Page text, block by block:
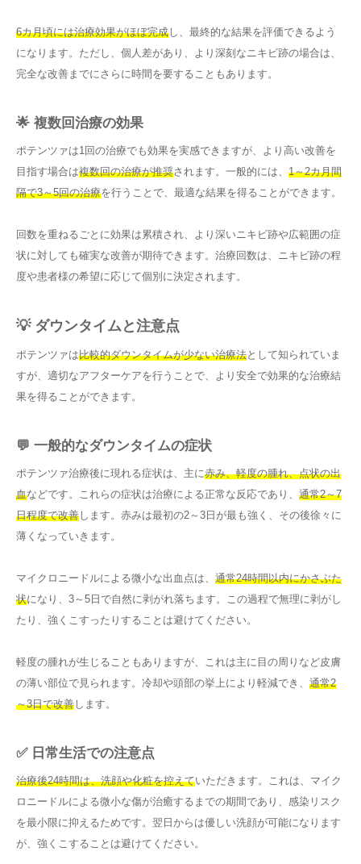
6カ月頃には治療効果がほぼ完成 し、最終的な結果を評価できるよう
になります。ただし、個人差があり、より深刻なニキビ跡の場合は、
完全な改善までにさらに時間を要することもあります。
🌟 複数回治療の効果
ポテンツァは1回の治療でも効果を実感できますが、より高い改善を
目指す場合は複数回の治療が推奨されます。一般的には、 1～2カ月間
隔で3～5回の治療を行うことで、最適な結果を得ることができます。
回数を重ねるごとに効果は累積され、より深いニキビ跡や広範囲の症
状に対しても確実な改善が期待できます。治療回数は、ニキビ跡の程
度や患者様の希望に応じて個別に決定されます。
💡 ダウンタイムと注意点
ポテンツァは比較的ダウンタイムが少ない治療法として知られていま
すが、適切なアフターケアを行うことで、より安全で効果的な治療結
果を得ることができます。
💬 一般的なダウンタイムの症状
ポテンツァ治療後に現れる症状は、主に赤み、軽度の腫れ、点状の出
血などです。これらの症状は治療による正常な反応であり、 通常2～7
日程度で改善 します。赤みは最初の2～3日が最も強く、その後徐々に
薄くなっていきます。
マイクロニードルによる微小な出血点は、 通常24時間以内にかさぶた
状になり、3～5日で自然に剥がれ落ちます。この過程で無理に剥がし
たり、強くこすったりすることは避けてください。
軽度の腫れが生じることもありますが、これは主に目の周りなど皮膚
の薄い部位で見られます。冷却や頭部の挙上により軽減でき、 通常2
～3日で改善 します。
✅ 日常生活での注意点
治療後24時間は、洗顔や化粧を控えていただきます。これは、マイク
ロニードルによる微小な傷が治癒するまでの期間であり、感染リスク
を最小限に抑えるためです。翌日からは優しい洗顔が可能になります
が、強くこすることは避けてください。